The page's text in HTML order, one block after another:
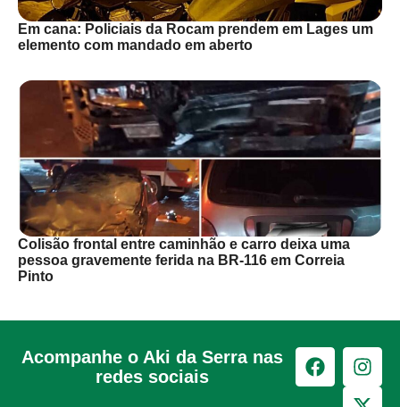
Em cana: Policiais da Rocam prendem em Lages um
elemento com mandado em aberto
Colisão frontal entre caminhão e carro deixa uma
pessoa gravemente ferida na BR-116 em Correia
Pinto
Acompanhe o Aki da Serra nas
redes sociais